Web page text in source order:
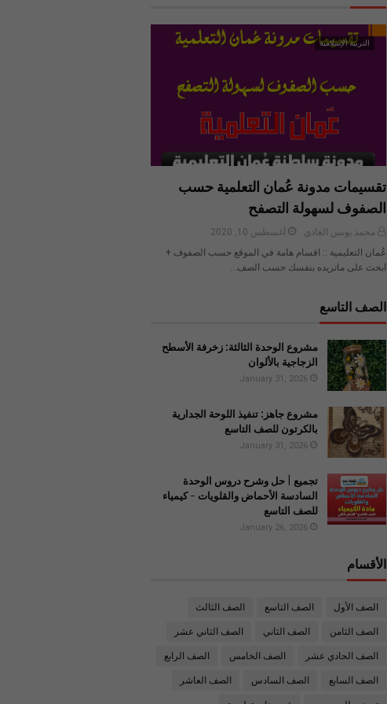
التربية الإسلامية
تقسيمات مدونة عُمان التعلمية حسب
الصفوف لسهولة التصفح
محمد يونس الغادي
أغسطس 10, 2020
عُمان التعليمية :: اقسام هامة في الموقع حسب الصفوف +
ابحث على ماتريده بنفسك حسب الصف…
الصف التاسع
مشروع الوحدة الثالثة: زخرفة الأسطح
الزجاجية بالألوان
January 31, 2026
مشروع جاهز: تنفيذ اللوحة الجدارية
بالكرتون للصف التاسع
January 31, 2026
تجميع | حل وشرح دروس الوحدة
السادسة الأحماض والقلويات - كيمياء
للصف التاسع
January 26, 2026
الأقسام
الصف الأول الصف التاسع الصف الثالث
الصف الثامن الصف الثاني الصف الثاني عشر
الصف الحادي عشر الصف الخامس الصف الرابع
الصف السابع الصف السادس الصف العاشر